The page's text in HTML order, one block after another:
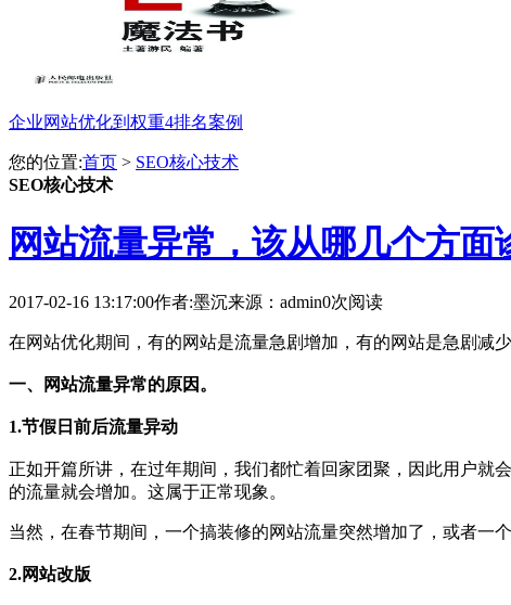
企业网站优化到权重4排名案例
您的位置:首页 > SEO核心技术
SEO核心技术
网站流量异常，该从哪几个方面
2017-02-16 13:17:00作者:墨沉来源：admin0次阅读
在网站优化期间，有的网站是流量急剧增加，有的网站是急剧减
一、网站流量异常的原因。
1.节假日前后流量异动
正如开篇所讲，在过年期间，我们都忙着回家团聚，因此用户就
的流量就会增加。这属于正常现象。
当然，在春节期间，一个搞装修的网站流量突然增加了，或者一
2.网站改版